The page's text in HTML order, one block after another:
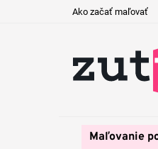
Ako začať maľovať
Maľovanie